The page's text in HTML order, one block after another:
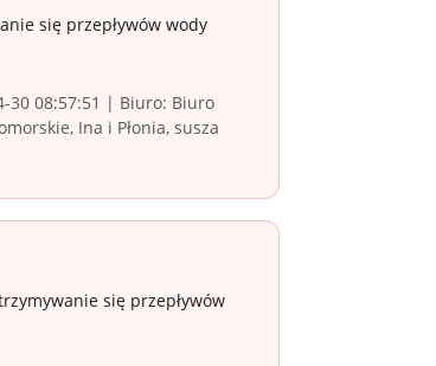
się przepływów wody
30 08:57:51 | Biuro: Biuro
Ina i Płonia, susza
się przepływów